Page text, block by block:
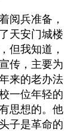
阅兵准备，
天安门城楼
但我知道，
传，主要为
来的老办法
一位年轻的
思想的。他
子是革命的